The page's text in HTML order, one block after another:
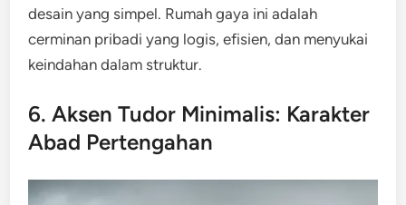
desain yang simpel. Rumah gaya ini adalah
cerminan pribadi yang logis, efisien, dan menyukai
keindahan dalam struktur.
6. Aksen Tudor Minimalis: Karakter
Abad Pertengahan